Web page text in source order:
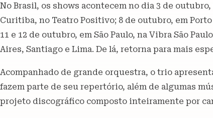
No Brasil, os shows acontecem no dia 3 de
Curitiba, no Teatro Positivo; 8 de outubro, em
11 e 12 de outubro, em São Paulo, na Vibra São
Aires, Santiago e Lima. De lá, retorna para mais
Acompanhado de grande orquestra, o trio
fazem parte de seu repertório, além de algumas
projeto discográfico composto inteiramente por